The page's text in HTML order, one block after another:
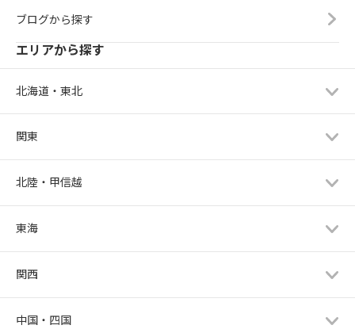
ブログから探す
エリアから探す
北海道・東北
関東
北陸・甲信越
東海
関西
中国・四国